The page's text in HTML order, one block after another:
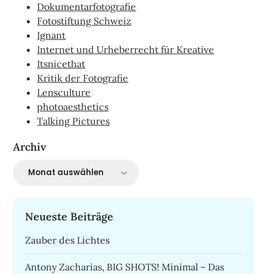
Dokumentarfotografie
Fotostiftung Schweiz
Ignant
Internet und Urheberrecht für Kreative
Itsnicethat
Kritik der Fotografie
Lensculture
photoaesthetics
Talking Pictures
Archiv
Archiv
Neueste Beiträge
Zauber des Lichtes
Antony Zacharias, BIG SHOTS! Minimal – Das